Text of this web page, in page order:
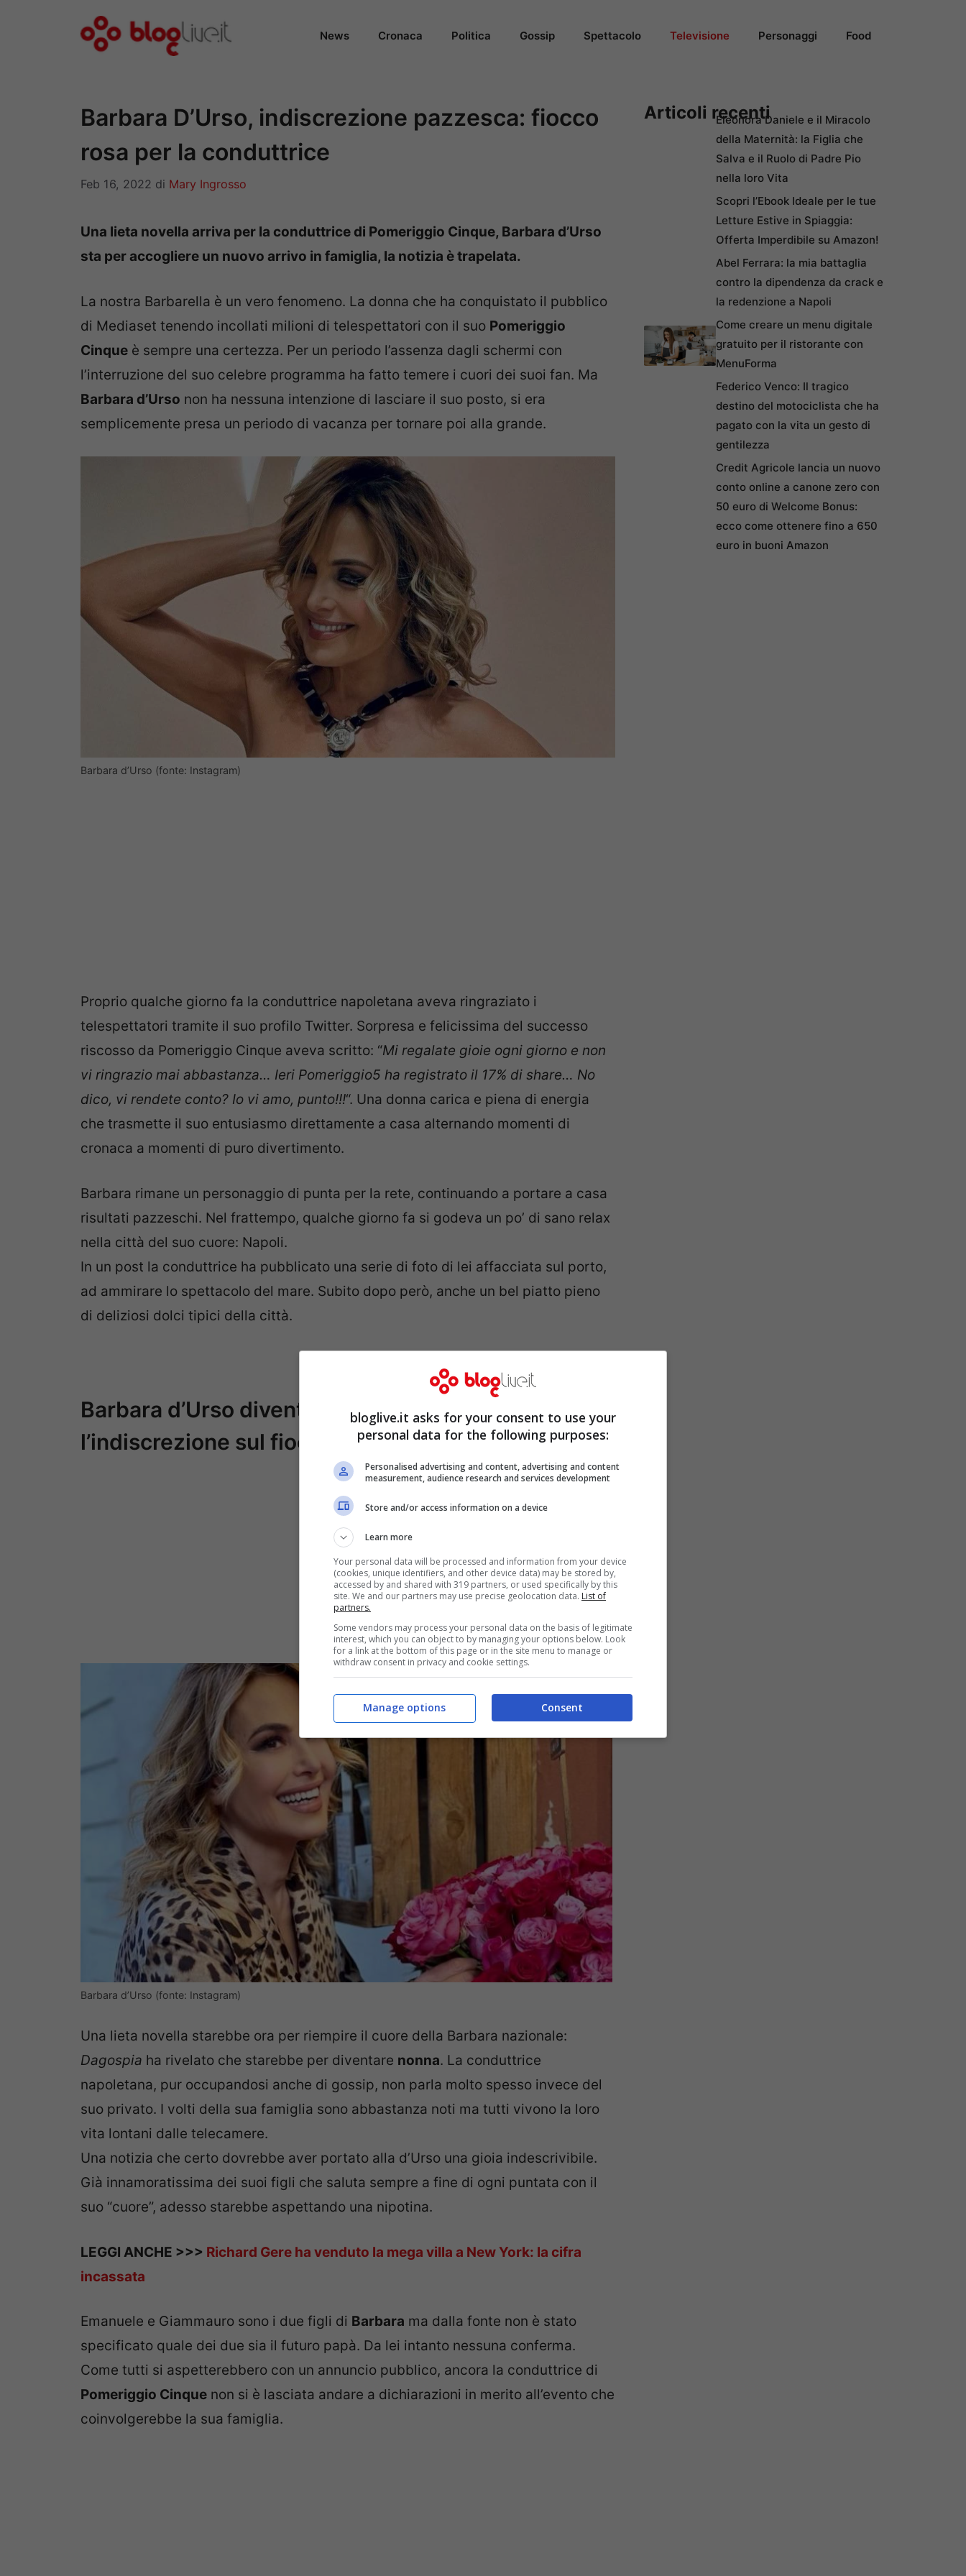
News Cronaca Politica Gossip Spettacolo Televisione Personaggi Food
Barbara D’Urso, indiscrezione pazzesca: fiocco
rosa per la conduttrice
Feb 16, 2022 di Mary Ingrosso
Una lieta novella arriva per la conduttrice di Pomeriggio Cinque, Barbara d’Urso
sta per accogliere un nuovo arrivo in famiglia, la notizia è trapelata.
La nostra Barbarella è un vero fenomeno. La donna che ha conquistato il pubblico
di Mediaset tenendo incollati milioni di telespettatori con il suo Pomeriggio
Cinque è sempre una certezza. Per un periodo l’assenza dagli schermi con
l’interruzione del suo celebre programma ha fatto temere i cuori dei suoi fan. Ma
Barbara d’Urso non ha nessuna intenzione di lasciare il suo posto, si era
semplicemente presa un periodo di vacanza per tornare poi alla grande.
Barbara d’Urso (fonte: Instagram)
Proprio qualche giorno fa la conduttrice napoletana aveva ringraziato i
telespettatori tramite il suo profilo Twitter. Sorpresa e felicissima del successo
riscosso da Pomeriggio Cinque aveva scritto: “Mi regalate gioie ogni giorno e non
vi ringrazio mai abbastanza… Ieri Pomeriggio5 ha registrato il 17% di share… No
dico, vi rendete conto? Io vi amo, punto!!!“. Una donna carica e piena di energia
che trasmette il suo entusiasmo direttamente a casa alternando momenti di
cronaca a momenti di puro divertimento.
Barbara rimane un personaggio di punta per la rete, continuando a portare a casa
risultati pazzeschi. Nel frattempo, qualche giorno fa si godeva un po’ di sano relax
nella città del suo cuore: Napoli.
In un post la conduttrice ha pubblicato una serie di foto di lei affacciata sul porto,
ad ammirare lo spettacolo del mare. Subito dopo però, anche un bel piatto pieno
di deliziosi dolci tipici della città.
Barbara d’Urso diventa nonna, sfugge
l’indiscrezione sul fiocco rosa
Barbara d’Urso (fonte: Instagram)
Una lieta novella starebbe ora per riempire il cuore della Barbara nazionale:
Dagospia ha rivelato che starebbe per diventare nonna. La conduttrice
napoletana, pur occupandosi anche di gossip, non parla molto spesso invece del
suo privato. I volti della sua famiglia sono abbastanza noti ma tutti vivono la loro
vita lontani dalle telecamere.
Una notizia che certo dovrebbe aver portato alla d’Urso una gioia indescrivibile.
Già innamoratissima dei suoi figli che saluta sempre a fine di ogni puntata con il
suo “cuore”, adesso starebbe aspettando una nipotina.
LEGGI ANCHE >>> Richard Gere ha venduto la mega villa a New York: la cifra
incassata
Emanuele e Giammauro sono i due figli di Barbara ma dalla fonte non è stato
specificato quale dei due sia il futuro papà. Da lei intanto nessuna conferma.
Come tutti si aspetterebbero con un annuncio pubblico, ancora la conduttrice di
Pomeriggio Cinque non si è lasciata andare a dichiarazioni in merito all’evento che
coinvolgerebbe la sua famiglia.
Articoli recentiEleonora Daniele e il Miracolo
della Maternità: la Figlia che
Salva e il Ruolo di Padre Pio
nella loro Vita
Scopri l’Ebook Ideale per le tue
Letture Estive in Spiaggia:
Offerta Imperdibile su Amazon!
Abel Ferrara: la mia battaglia
contro la dipendenza da crack e
la redenzione a Napoli
Come creare un menu digitale
gratuito per il ristorante con
MenuForma
Federico Venco: Il tragico
destino del motociclista che ha
pagato con la vita un gesto di
gentilezza
Credit Agricole lancia un nuovo
conto online a canone zero con
50 euro di Welcome Bonus:
ecco come ottenere fino a 650
euro in buoni Amazon
bloglive.it asks for your consent to use your
personal data for the following purposes:
Personalised advertising and content, advertising and content
measurement, audience research and services development
Store and/or access information on a device
Learn more
Your personal data will be processed and information from your device
(cookies, unique identifiers, and other device data) may be stored by,
accessed by and shared with 319 partners, or used specifically by this
site. We and our partners may use precise geolocation data. List of
partners.
Some vendors may process your personal data on the basis of legitimate
interest, which you can object to by managing your options below. Look
for a link at the bottom of this page or in the site menu to manage or
withdraw consent in privacy and cookie settings.
Consent
Manage options